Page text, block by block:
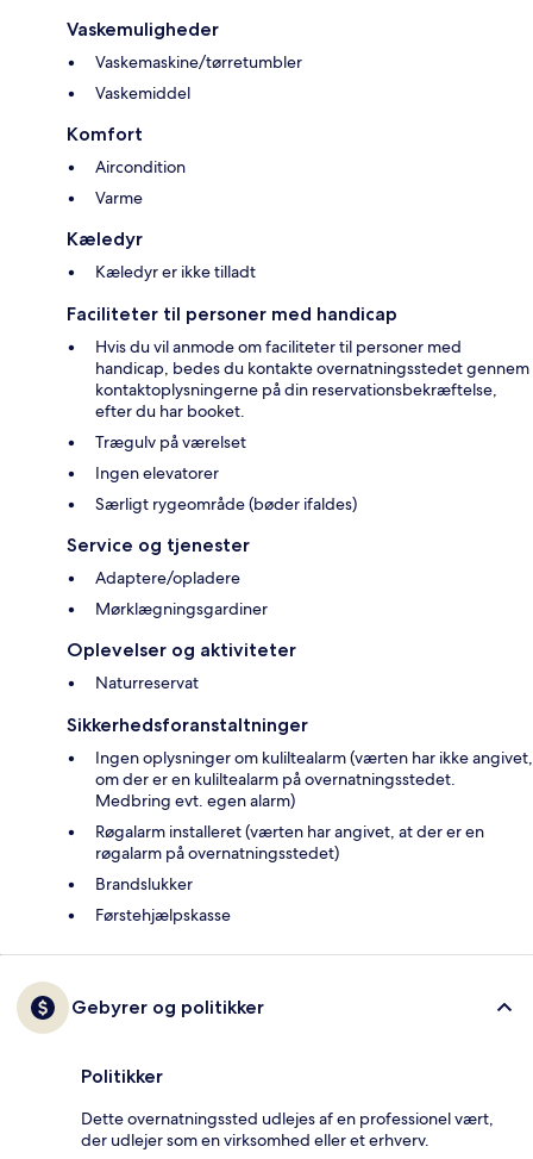
Vaskemuligheder
Vaskemaskine/tørretumbler
Vaskemiddel
Komfort
Aircondition
Varme
Kæledyr
Kæledyr er ikke tilladt
Faciliteter til personer med handicap
Hvis du vil anmode om faciliteter til personer med
handicap, bedes du kontakte overnatningsstedet gennem
kontaktoplysningerne på din reservationsbekræftelse,
efter du har booket.
Trægulv på værelset
Ingen elevatorer
Særligt rygeområde (bøder ifaldes)
Service og tjenester
Adaptere/opladere
Mørklægningsgardiner
Oplevelser og aktiviteter
Naturreservat
Sikkerhedsforanstaltninger
Ingen oplysninger om kuliltealarm (værten har ikke angivet,
om der er en kuliltealarm på overnatningsstedet.
Medbring evt. egen alarm)
Røgalarm installeret (værten har angivet, at der er en
røgalarm på overnatningsstedet)
Brandslukker
Førstehjælpskasse
Gebyrer og politikker
Politikker
Dette overnatningssted udlejes af en professionel vært,
der udlejer som en virksomhed eller et erhverv.